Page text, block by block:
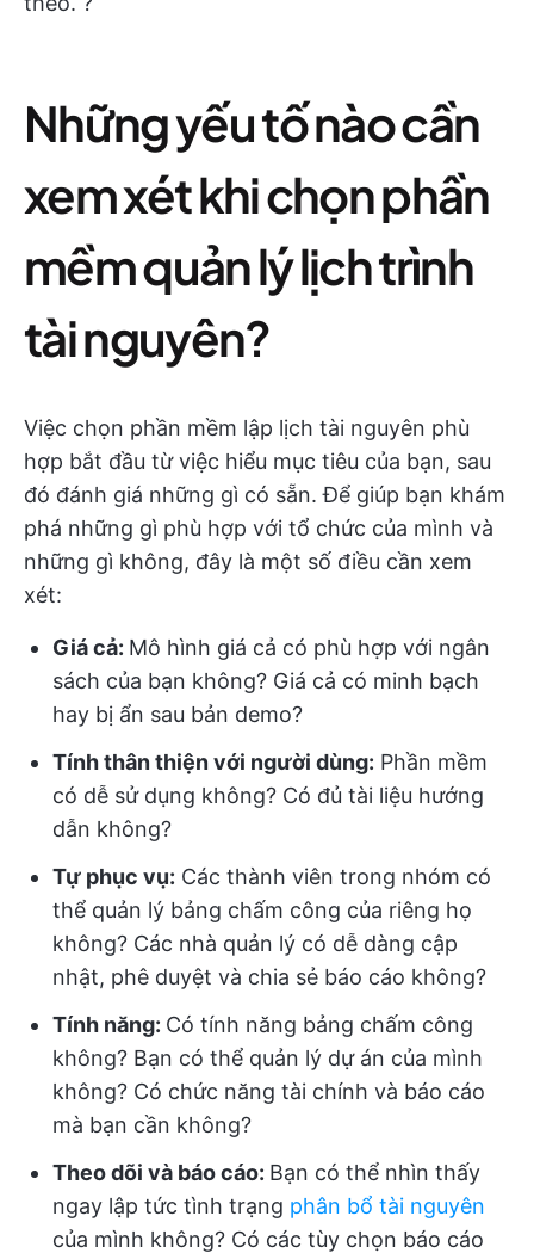
Những yếu tố nào cần
xem xét khi chọn phần
mềm quản lý lịch trình
tài nguyên?
Việc chọn phần mềm lập lịch tài nguyên phù
hợp bắt đầu từ việc hiểu mục tiêu của bạn, sau
đó đánh giá những gì có sẵn. Để giúp bạn khám
phá những gì phù hợp với tổ chức của mình và
những gì không, đây là một số điều cần xem
xét:
Giá cả: Mô hình giá cả có phù hợp với ngân
sách của bạn không? Giá cả có minh bạch
hay bị ẩn sau bản demo?
Tính thân thiện với người dùng: Phần mềm
có dễ sử dụng không? Có đủ tài liệu hướng
dẫn không?
Tự phục vụ: Các thành viên trong nhóm có
thể quản lý bảng chấm công của riêng họ
không? Các nhà quản lý có dễ dàng cập
nhật, phê duyệt và chia sẻ báo cáo không?
Tính năng: Có tính năng bảng chấm công
không? Bạn có thể quản lý dự án của mình
không? Có chức năng tài chính và báo cáo
mà bạn cần không?
Theo dõi và báo cáo: Bạn có thể nhìn thấy
ngay lập tức tình trạng phân bổ tài nguyên
của mình không? Có các tùy chọn báo cáo